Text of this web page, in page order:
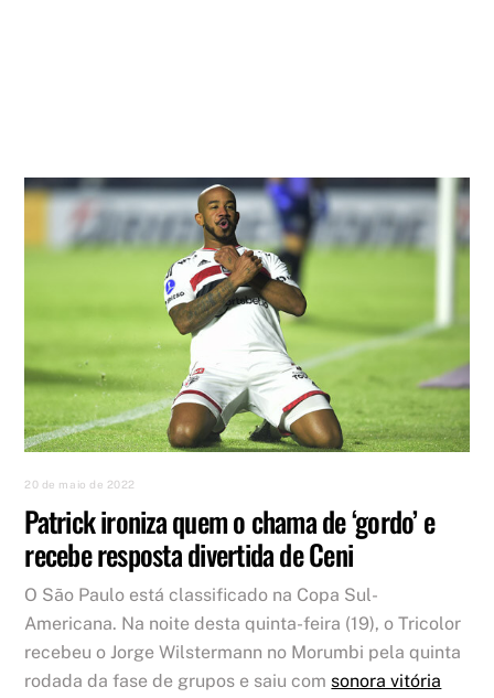
20 de maio de 2022
Patrick ironiza quem o chama de ‘gordo’ e
recebe resposta divertida de Ceni
O São Paulo está classificado na Copa Sul-
Americana. Na noite desta quinta-feira (19), o Tricolor
recebeu o Jorge Wilstermann no Morumbi pela quinta
rodada da fase de grupos e saiu com sonora vitória